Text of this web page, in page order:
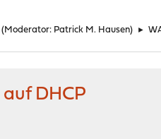
(Moderator: Patrick M. Hausen) ►
DHCP